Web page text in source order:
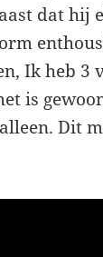
dat hij
Ik heb 3
is
Dit